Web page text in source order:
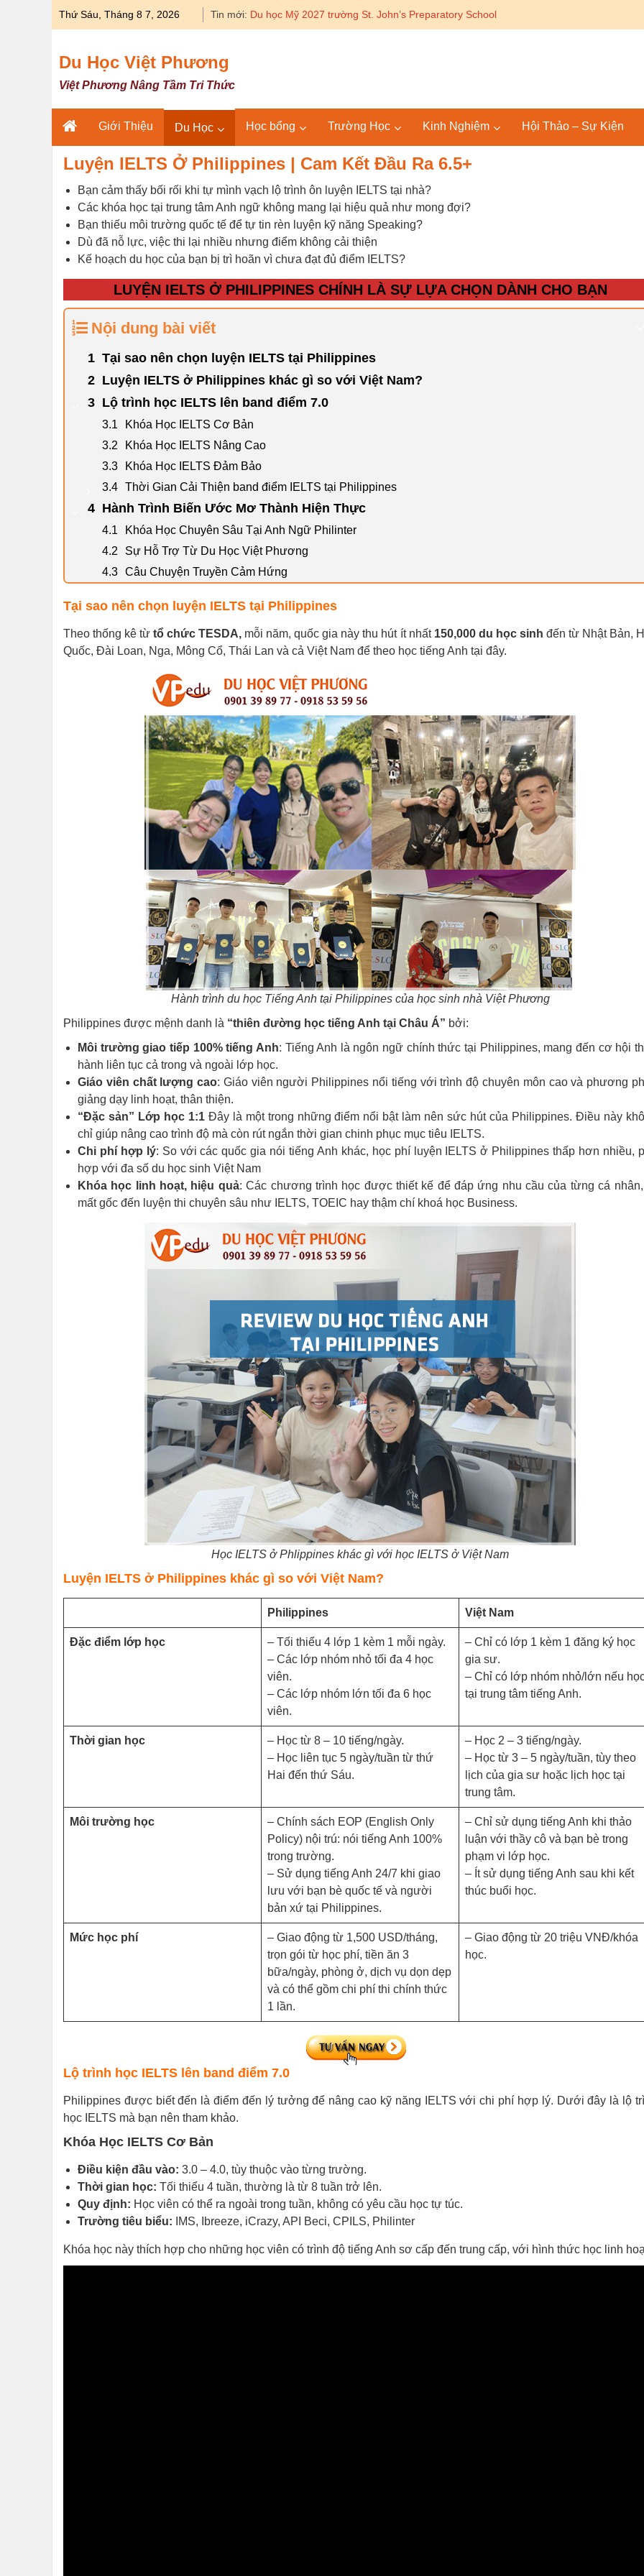
Thứ Sáu, Tháng 8 7, 2026 Tin mới: Du học Mỹ 2027 trường St. John’s Preparatory School
Du Học Việt Phương
Việt Phương Nâng Tầm Tri Thức
Giới Thiệu Du Học Học bổng Trường Học Kinh Nghiệm Hội Thảo – Sự Kiện
Luyện IELTS Ở Philippines | Cam Kết Đầu Ra 6.5+
Bạn cảm thấy bối rối khi tự mình vạch lộ trình ôn luyện IELTS tại nhà?
Các khóa học tại trung tâm Anh ngữ không mang lại hiệu quả như mong đợi?
Bạn thiếu môi trường quốc tế để tự tin rèn luyện kỹ năng Speaking?
Dù đã nỗ lực, việc thi lại nhiều nhưng điểm không cải thiện
Kế hoạch du học của bạn bị trì hoãn vì chưa đạt đủ điểm IELTS?
LUYỆN IELTS Ở PHILIPPINES CHÍNH LÀ SỰ LỰA CHỌN DÀNH CHO BẠN
Nội dung bài viết
Tại sao nên chọn luyện IELTS tại Philippines
Luyện IELTS ở Philippines khác gì so với Việt Nam?
Lộ trình học IELTS lên band điểm 7.0
Khóa Học IELTS Cơ Bản
Khóa Học IELTS Nâng Cao
Khóa Học IELTS Đảm Bảo
Thời Gian Cải Thiện band điểm IELTS tại Philippines
Hành Trình Biến Ước Mơ Thành Hiện Thực
Khóa Học Chuyên Sâu Tại Anh Ngữ Philinter
Sự Hỗ Trợ Từ Du Học Việt Phương
Câu Chuyện Truyền Cảm Hứng
Tại sao nên chọn luyện IELTS tại Philippines
Theo thống kê từtổ chức TESDA, mỗi năm, quốc gia này thu hút ít nhất 150,000 du học sinh đến từ Nhật Bản,
Quốc, Đài Loan, Nga, Mông Cổ, Thái Lan và cả Việt Nam để theo học tiếng Anh tại đây.
Hành trình du học Tiếng Anh tại Philippines của học sinh nhà Việt Phương
Philippines được mệnh danh là “thiên đường học tiếng Anh tại Châu Á” bởi:
Môi trường giao tiếp 100% tiếng Anh: Tiếng Anh là ngôn ngữ chính thức tại Philippines, mang đến cơ hội
hành liên tục cả trong và ngoài lớp học.
Giáo viên chất lượng cao: Giáo viên người Philippines nổi tiếng với trình độ chuyên môn cao và phương
giảng dạy linh hoạt, thân thiện.
“Đặc sản” Lớp học 1:1Đây là một trong những điểm nổi bật làm nên sức hút của Philippines. Điều này
chỉ giúp nâng cao trình độ mà còn rút ngắn thời gian chinh phục mục tiêu IELTS.
Chi phí hợp lý: So với các quốc gia nói tiếng Anh khác, học phí luyện IELTS ở Philippines thấp hơn nhiều,
hợp với đa số du học sinh Việt Nam
Khóa học linh hoạt, hiệu quả: Các chương trình học được thiết kế để đáp ứng nhu cầu của từng cá
mất gốc đến luyện thi chuyên sâu như IELTS, TOEIC hay thậm chí khoá học Business.
Học IELTS ở Phlippines khác gì với học IELTS ở Việt Nam
Luyện IELTS ở Philippines khác gì so với Việt Nam?
Philippines Việt Nam
Đặc điểm lớp học
– Tối thiểu 4 lớp 1 kèm 1 mỗi ngày.
– Các lớp nhóm nhỏ tối đa 4 học
viên.
– Các lớp nhóm lớn tối đa 6 học
viên.
– Chỉ có lớp 1 kèm 1 đăng ký học
gia sư.
– Chỉ có lớp nhóm nhỏ/lớn nếu
tại trung tâm tiếng Anh.
Thời gian học
– Học từ 8 – 10 tiếng/ngày.
– Học liên tục 5 ngày/tuần từ thứ
Hai đến thứ Sáu.
– Học 2 – 3 tiếng/ngày.
– Học từ 3 – 5 ngày/tuần, tùy theo
lịch của gia sư hoặc lịch học tại
trung tâm.
Môi trường học
– Chính sách EOP (English Only
Policy) nội trú: nói tiếng Anh 100%
trong trường.
– Sử dụng tiếng Anh 24/7 khi giao
lưu với bạn bè quốc tế và người
bản xứ tại Philippines.
– Chỉ sử dụng tiếng Anh khi thảo
luận với thầy cô và bạn bè trong
phạm vi lớp học.
– Ít sử dụng tiếng Anh sau khi kết
thúc buổi học.
Mức học phí
– Giao động từ 1,500 USD/tháng,
trọn gói từ học phí, tiền ăn 3
bữa/ngày, phòng ở, dịch vụ dọn dẹp
và có thể gồm chi phí thi chính thức
1 lần.
– Giao động từ 20 triệu VNĐ/khóa
học.
Lộ trình học IELTS lên band điểm 7.0
Philippines được biết đến là điểm đến lý tưởng để nâng cao kỹ năng IELTS với chi phí hợp lý. Dưới đây là lộ
học IELTS mà bạn nên tham khảo.
Khóa Học IELTS Cơ Bản
Điều kiện đầu vào: 3.0 – 4.0, tùy thuộc vào từng trường.
Thời gian học: Tối thiểu 4 tuần, thường là từ 8 tuần trở lên.
Quy định: Học viên có thể ra ngoài trong tuần, không có yêu cầu học tự túc.
Trường tiêu biểu: IMS, Ibreeze, iCrazy, API Beci, CPILS, Philinter
Khóa học này thích hợp cho những học viên có trình độ tiếng Anh sơ cấp đến trung cấp, với hình thức học linh